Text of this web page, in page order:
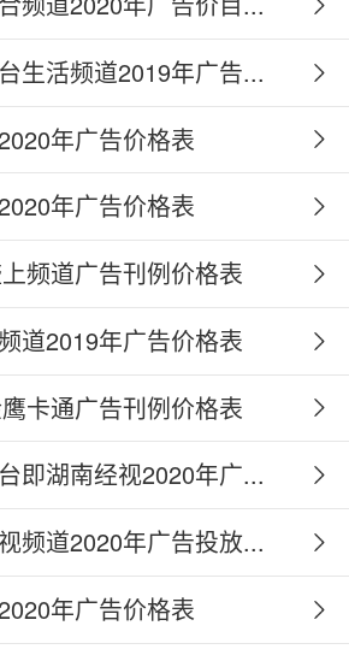
生活频道2019年广告...
年广告价格表
年广告价格表
频道广告刊例价格表
道2019年广告价格表
卡通广告刊例价格表
即湖南经视2020年广...
频道2020年广告投放...
年广告价格表